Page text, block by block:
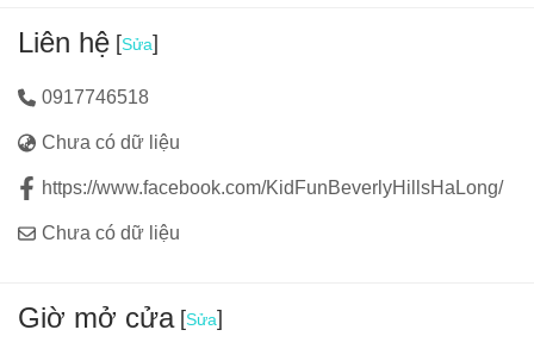
An toàn là trên hết:
bảo sự an toàn và hỗ trợ các bé khi cần thiết, giúp ba mẹ
Liên hệ [Sửa]
0917746518
Chưa có dữ liệu
https://www.facebook.com/KidFunBeverlyHillsHaLong/
Chưa có dữ liệu
Giờ mở cửa [Sửa]